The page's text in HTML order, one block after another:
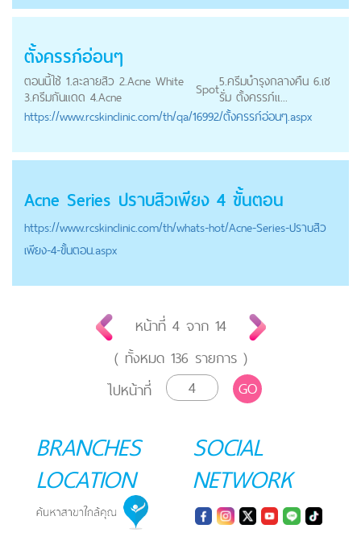
ตั้งครรภ์อ่อนๆ
ตอนนี้ใช้ 1.ละลายสิว 2.Acne White
3.ครีมกันแดด 4.Acne
Spot5.ครีมบำรุงกลางคืน 6.เซ
รั่ม ตั้งครรภ์แ...
https://www.rcskinclinic.com/th/qa/16992/ตั้งครรภ์อ่อนๆ.aspx
Acne Series ปราบสิวเพียง 4 ขั้นตอน
https://www.rcskinclinic.com/th/whats-hot/Acne-Series-ปราบสิว
เพียง-4-ขั้นตอน.aspx
หน้าที่ 4จาก 14
( ทั้งหมด 136 รายการ )
ไปหน้าที่
GO
BRANCHES
LOCATION
SOCIAL
NETWORK